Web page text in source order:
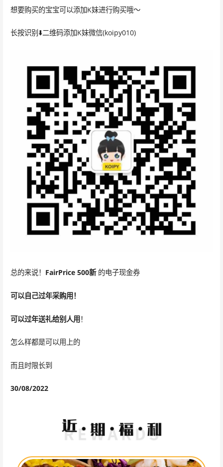
想要购买的宝宝可以添加K妹进行购买哦～
长按识别⬇️二维码添加K妹微信(koipy010)
总的来说！ FairPrice500新 的电子现金券
可以自己过年采购用！
可以过年送礼给别人用！
怎么样都是可以用上的
而且时限长到
30/08/2022